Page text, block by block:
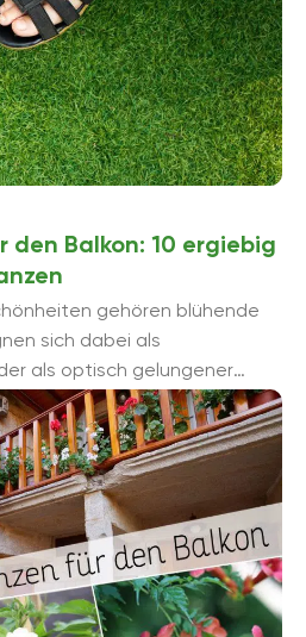
Balkon: 10 ergiebig
gehören blühende
sich dabei als
als optisch gelungener
und die Dachterrasse. So ...